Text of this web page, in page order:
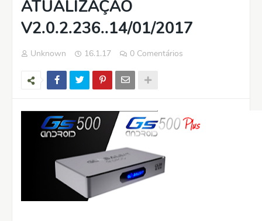
ATUALIZAÇÃO
V2.0.2.236..14/01/2017
Unknown 16.1.17 0 Comentários